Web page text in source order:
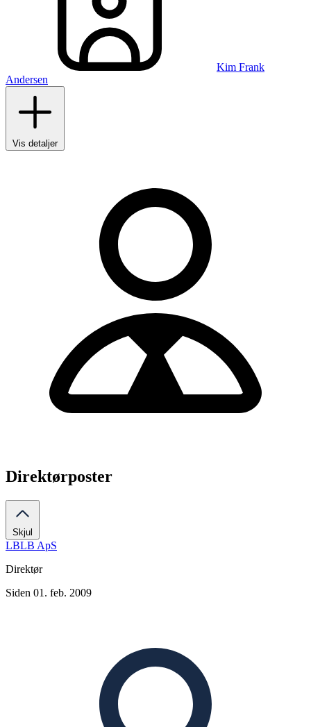
Kim Frank
Andersen
Vis detaljer
Direktørposter
Skjul
LBLB ApS
Direktør
Siden 01. feb. 2009